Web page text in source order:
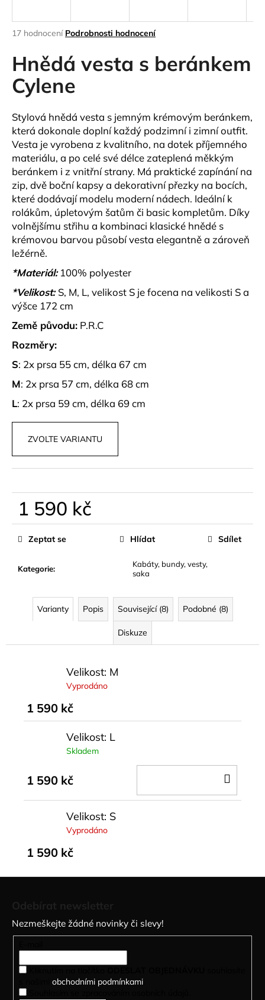
Průměrné
produktu
je
4,5
z
hvězdiček.
17 hodnocení Podrobnosti hodnocení
Hnědá vesta s beránkem
Cylene
Stylová hnědá vesta s jemným krémovým beránkem,
která dokonale doplní každý podzimní i zimní outfit.
Vesta je vyrobena z kvalitního, na dotek příjemného
materiálu, a po celé své délce zateplená měkkým
beránkem i z vnitřní strany. Má praktické zapínání na
zip, dvě boční kapsya dekorativní přezky na bocích,
které dodávají modelu moderní nádech. Ideální k
rolákům, úpletovým šatům či basic kompletům. Díky
volnějšímu střihu a kombinaci klasické hnědé s
krémovou barvou působí vesta elegantně a zároveň
ležérně.
*Materiál: 100% polyester
*Velikost: S, M, L, velikost S je focena na velikosti S a
výšce 172 cm
Země původu: P.R.C
Rozměry:
S: 2x prsa 55 cm, délka 67 cm
M: 2x prsa 57 cm, délka 68 cm
L: 2x prsa 59 cm, délka 69 cm
ZVOLTE VARIANTU
1 590 kč
Měrná
Kategorie:
Kabáty, bundy, vesty,
saka
Zeptat se Hlídat Sdílet
Varianty Popis Související (8) Podobné (8)
Diskuze
Velikost: M
Vyprodáno
1 590 kč
Velikost: L
Skladem
1 590 kč
Velikost: S
Vyprodáno
1 590 kč
j
t
?
HLEDAT
D
o
p
o
r
u
č
u
j
e
m
e
ČERNÉ
ŠATY
ORISELLE
kč
Nezmeškejte žádné novinky či slevy!
obchodními podmínkami.